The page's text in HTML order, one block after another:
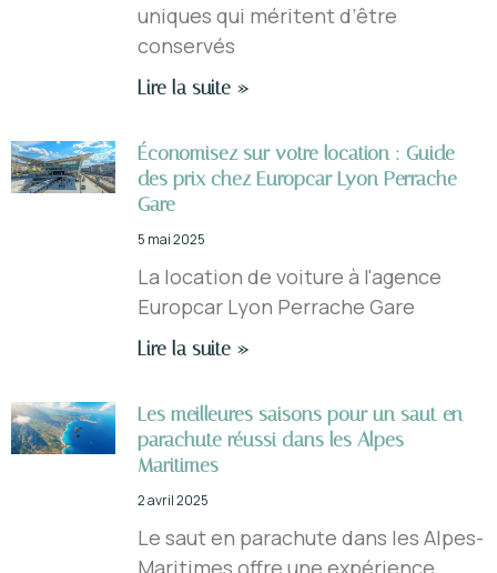
uniques qui méritent d’être
conservés
Lire la suite »
Économisez sur votre location : Guide
des prix chez Europcar Lyon Perrache
Gare
5 mai 2025
La location de voiture à l'agence
Europcar Lyon Perrache Gare
Lire la suite »
Les meilleures saisons pour un saut en
parachute réussi dans les Alpes-
Maritimes
2 avril 2025
Le saut en parachute dans les Alpes-
Maritimes offre une expérience